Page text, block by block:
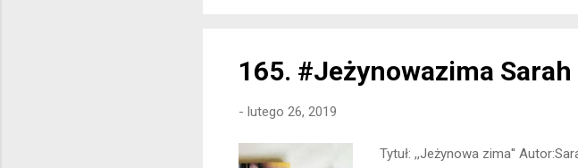
165. #Jeżynowazima
- lutego 26, 2019
Tytuł: ,,Jeżynowa zima''